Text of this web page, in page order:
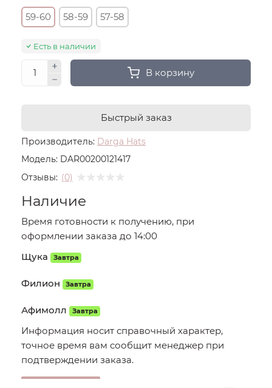
Производитель: Darga Hats
Модель: DAR00200121417
Отзывы: (0)
59-60 58-59 57-58
Есть в наличии
В корзину
Быстрый заказ
Наличие
Время готовности к получению, при
оформлении заказа до 14:00
Щука
Завтра
Филион Завтра
Афимолл Завтра
Информация носит справочный характер,
точное время вам сообщит менеджер при
подтверждении заказа.